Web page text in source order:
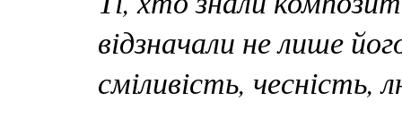
відзначали не лише
сміливість, чесність,